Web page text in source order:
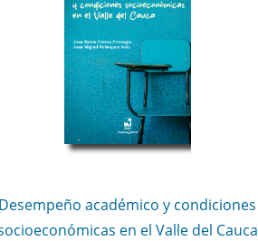
Desempeño académico y condiciones
en el Valle del Cauca